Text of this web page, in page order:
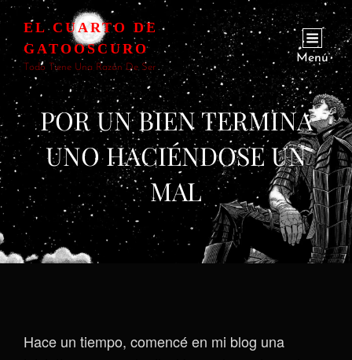
EL CUARTO DE
GATOOSCURO
Todo Tiene Una Razón De Ser
Menú
POR UN BIEN TERMINA
UNO HACIÉNDOSE UN
MAL
Hace un tiempo, comencé en mi blog una